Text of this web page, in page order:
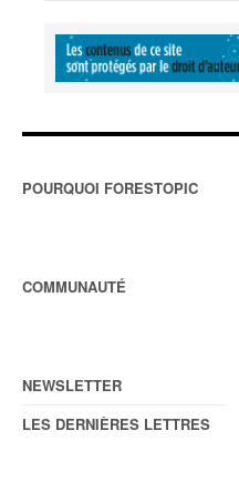
POURQUOI FORESTOPIC
COMMUNAUTÉ
NEWSLETTER
LES DERNIÈRES LETTRES